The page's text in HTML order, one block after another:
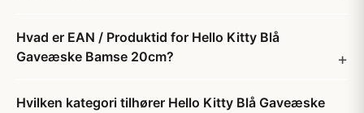
Hvad er EAN / Produktid for Hello Kitty Blå
Gaveæske Bamse 20cm?
Hvilken kategori tilhører Hello Kitty Blå Gaveæske